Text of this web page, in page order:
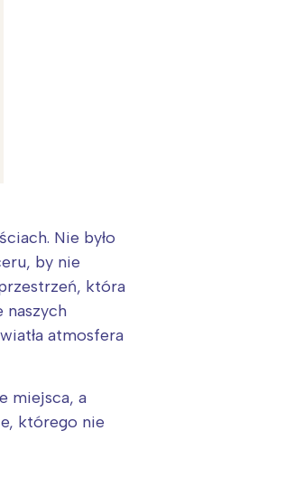
Nie było
by nie
która
naszych
atmosfera
miejsca, a
którego nie